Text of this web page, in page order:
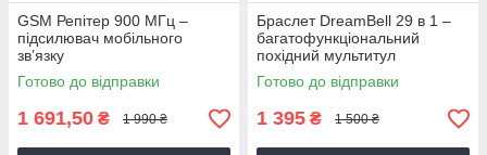
GSM Репітер 900 МГц –
підсилювач мобільного
зв’язку
Готово до відправки
1 691,50 ₴ 1 990 ₴
Браслет DreamBell 29 в 1 –
багатофункціональний
похідний мультитул
Готово до відправки
1 395 ₴ 1 500 ₴